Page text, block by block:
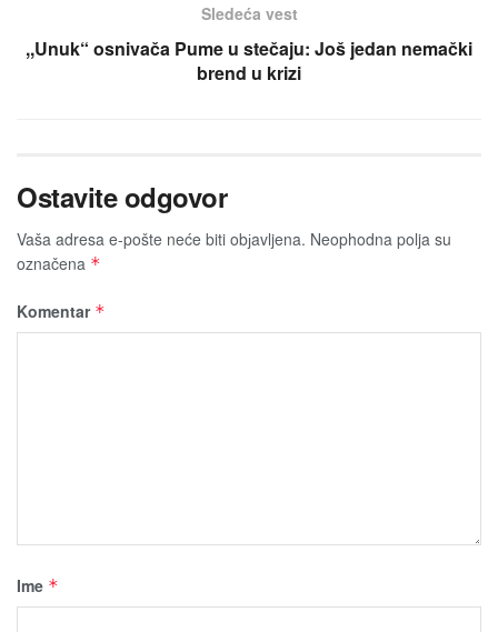
Sledeća vest
,,Unuk“ osnivača Pume u stečaju: Još jedan nemački
brend u krizi
Ostavite odgovor
Vaša adresa e-pošte neće biti obјavljena. Neophodna polja su
označena *
Komentar *
Ime *